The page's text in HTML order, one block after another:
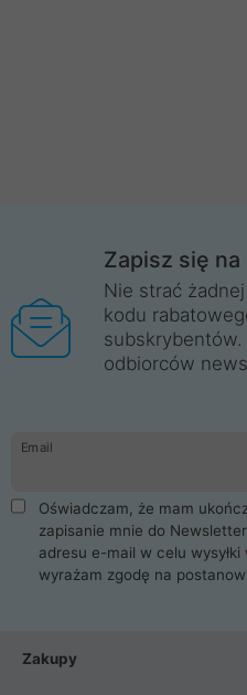
Zapisz się na
Nie strać
kodu
subskrybentów.
odbiorców
Email
Oświadczam, że mam
zapisanie mnie do
adresu e-mail w celu wysyłki
wyrażam zgodę na
Zakupy